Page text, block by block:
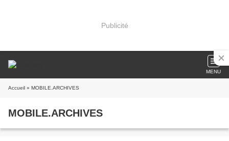
Publicité
MENU
Accueil » MOBILE.ARCHIVES
MOBILE.ARCHIVES